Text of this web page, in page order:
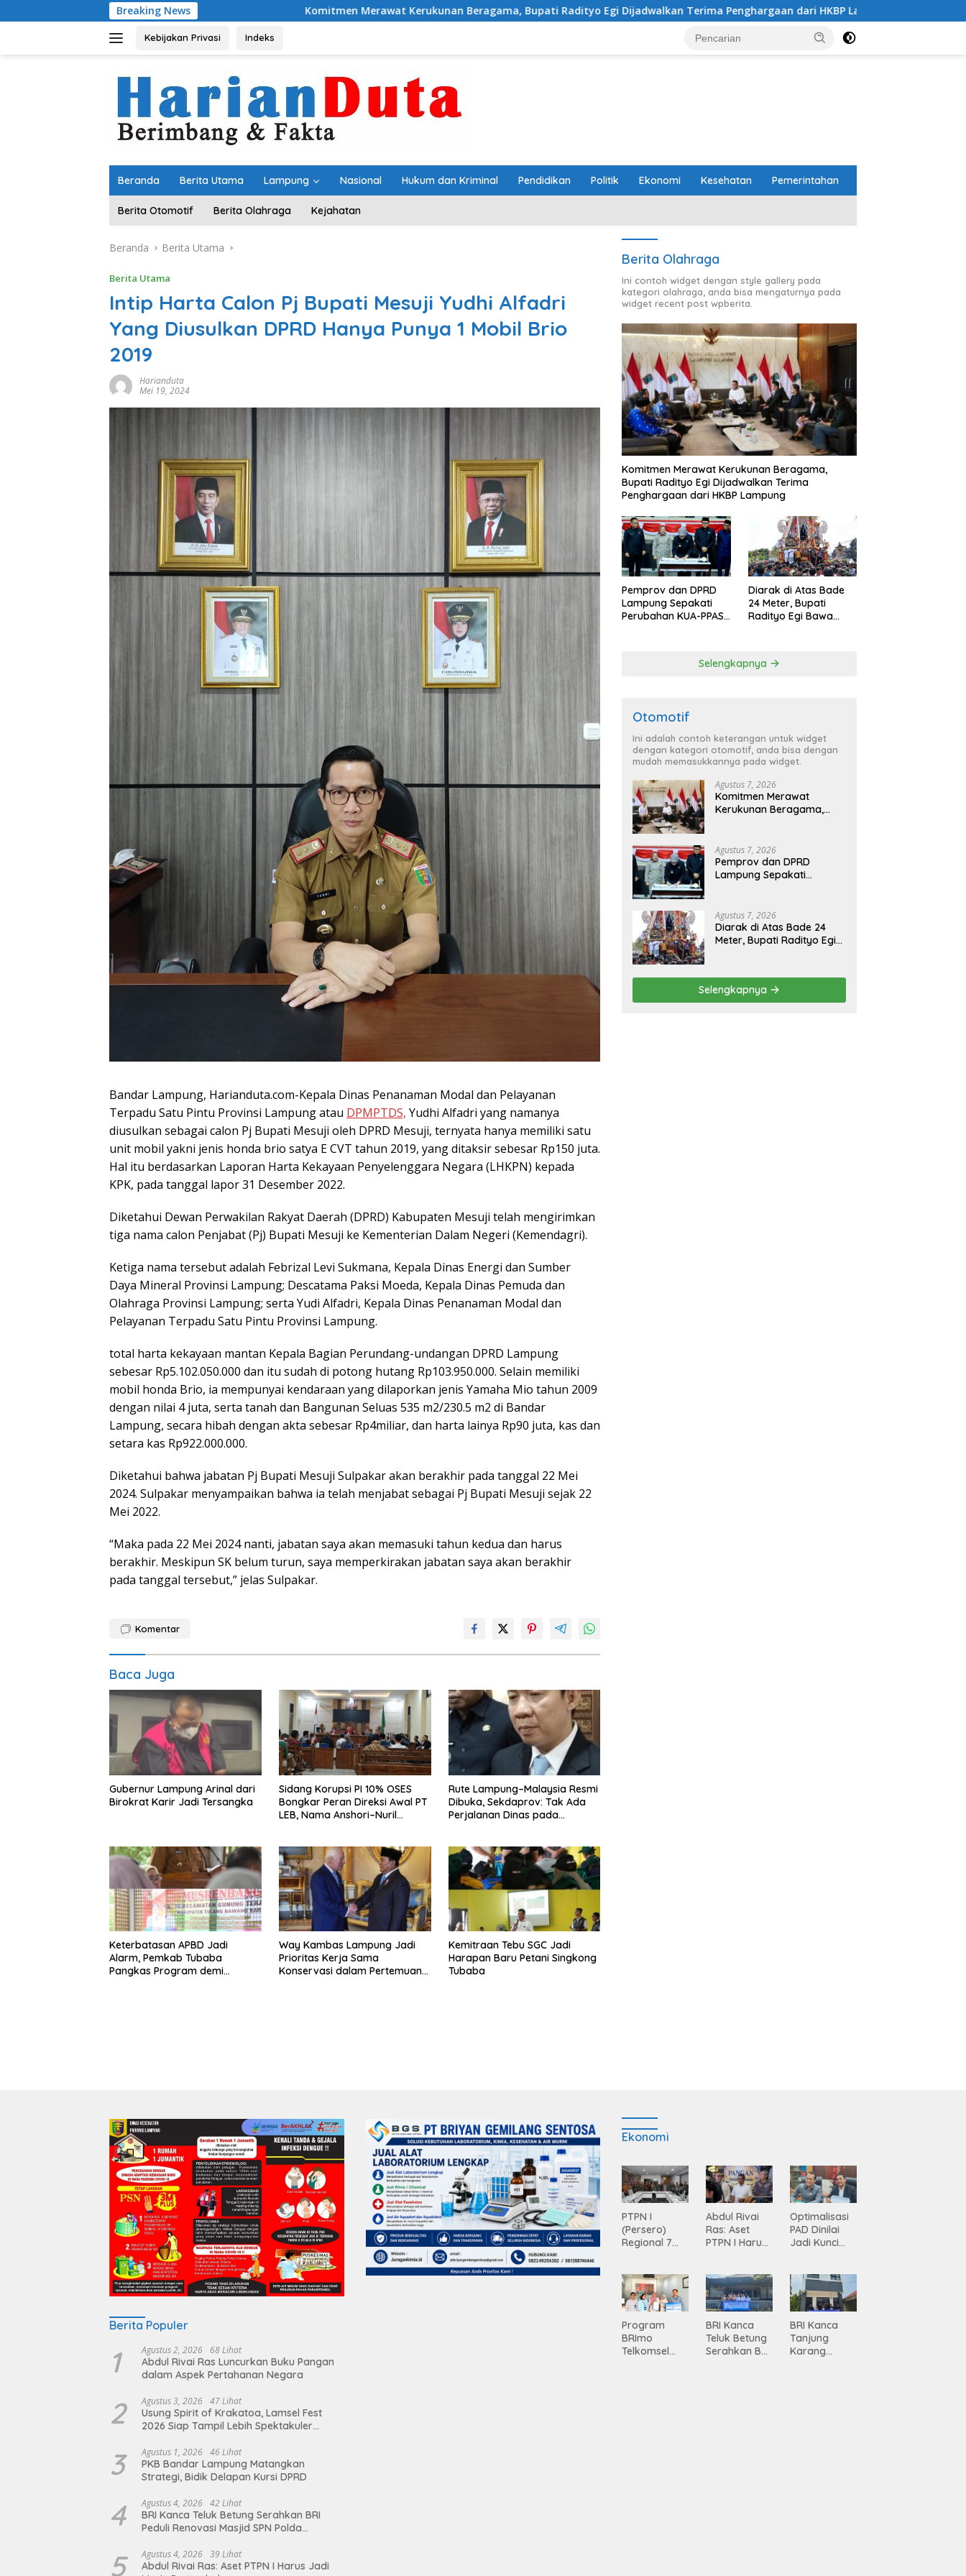
ke
Breaking NewsKomitmen Merawat Kerukunan Beragama, Bupati Radityo Egi Dijadwalkan Terima Penghargaan dari HKBP Lampung Pemprov dan DPRD
Kebijakan Privasi Indeks
Beranda Berita Utama Lampung Nasional Hukum dan Kriminal Pendidikan Politik Ekonomi Kesehatan Pemerintahan
Berita Otomotif Berita Olahraga Kejahatan
Beranda Berita Utama
Berita Utama
Intip Harta Calon Pj Bupati Mesuji Yudhi Alfadri
Yang Diusulkan DPRD Hanya Punya 1 Mobil Brio
2019
Harianduta
Mei 19, 2024
Bandar Lampung, Harianduta.com-Kepala Dinas Penanaman Modal dan Pelayanan
Terpadu Satu Pintu Provinsi Lampung atau DPMPTDS, Yudhi Alfadri yang namanya
diusulkan sebagai calon Pj Bupati Mesuji oleh DPRD Mesuji, ternyata hanya memiliki satu
unit mobil yakni jenis honda brio satya E CVT tahun 2019, yang ditaksir sebesar Rp150 juta.
Hal itu berdasarkan Laporan Harta Kekayaan Penyelenggara Negara (LHKPN) kepada
KPK, pada tanggal lapor 31 Desember 2022.
Diketahui Dewan Perwakilan Rakyat Daerah (DPRD) Kabupaten Mesuji telah mengirimkan
tiga nama calon Penjabat (Pj) Bupati Mesuji ke Kementerian Dalam Negeri (Kemendagri).
Ketiga nama tersebut adalah Febrizal Levi Sukmana, Kepala Dinas Energi dan Sumber
Daya Mineral Provinsi Lampung; Descatama Paksi Moeda, Kepala Dinas Pemuda dan
Olahraga Provinsi Lampung; serta Yudi Alfadri, Kepala Dinas Penanaman Modal dan
Pelayanan Terpadu Satu Pintu Provinsi Lampung.
total harta kekayaan mantan Kepala Bagian Perundang-undangan DPRD Lampung
sebesar Rp5.102.050.000 dan itu sudah di potong hutang Rp103.950.000. Selain memiliki
mobil honda Brio, ia mempunyai kendaraan yang dilaporkan jenis Yamaha Mio tahun 2009
dengan nilai 4 juta, serta tanah dan Bangunan Seluas 535 m2/230.5 m2 di Bandar
Lampung, secara hibah dengan akta sebesar Rp4miliar, dan harta lainya Rp90 juta, kas dan
setara kas Rp922.000.000.
Diketahui bahwa jabatan Pj Bupati Mesuji Sulpakar akan berakhir pada tanggal 22 Mei
2024. Sulpakar menyampaikan bahwa ia telah menjabat sebagai Pj Bupati Mesuji sejak 22
Mei 2022.
“Maka pada 22 Mei 2024 nanti, jabatan saya akan memasuki tahun kedua dan harus
berakhir. Meskipun SK belum turun, saya memperkirakan jabatan saya akan berakhir
pada tanggal tersebut,” jelas Sulpakar.
Komentar
Baca Juga
Gubernur Lampung Arinal dari
Birokrat Karir Jadi Tersangka
Sidang Korupsi PI 10% OSES
Bongkar Peran Direksi Awal PT
LEB, Nama Anshori–Nuril
Rute Lampung–Malaysia Resmi
Dibuka, Sekdaprov: Tak Ada
Perjalanan Dinas pada
Keterbatasan APBD Jadi
Alarm, Pemkab Tubaba
Pangkas Program demi
Way Kambas Lampung Jadi
Prioritas Kerja Sama
Konservasi dalam Pertemuan
Kemitraan Tebu SGC Jadi
Harapan Baru Petani Singkong
Tubaba
Berita Olahraga
Ini contoh widget dengan style gallery pada
kategori olahraga, anda bisa mengaturnya pada
widget recent post wpberita.
Komitmen Merawat Kerukunan Beragama,
Bupati Radityo Egi Dijadwalkan Terima
Penghargaan dari HKBP Lampung
Pemprov dan DPRD
Lampung Sepakati
Perubahan KUA-PPAS
Diarak di Atas Bade
24 Meter, Bupati
Radityo Egi Bawa
pada 2027
Selengkapnya
Otomotif
Ini adalah contoh keterangan untuk widget
dengan kategori otomotif, anda bisa dengan
mudah memasukkannya pada widget.
Agustus 7, 2026
Komitmen Merawat
Kerukunan Beragama,
Penghargaan dari HKBP
Lampung
Agustus 7, 2026
Pemprov dan DPRD
Lampung Sepakati
Agustus 7, 2026
Diarak di Atas Bade 24
Meter, Bupati Radityo Egi
‘Penglipuran’ Kedua pada
2027
Selengkapnya
Berita Populer
1 Agustus 2, 2026 68 Lihat
Abdul Rivai Ras Luncurkan Buku Pangan
dalam Aspek Pertahanan Negara
2 Agustus 3, 2026 47 Lihat
Usung Spirit of Krakatoa, Lamsel Fest
2026 Siap Tampil Lebih Spektakuler
Artis Ibu Kota
3 Agustus 1, 2026 46 Lihat
PKB Bandar Lampung Matangkan
Strategi, Bidik Delapan Kursi DPRD
4 Agustus 4, 2026 42 Lihat
BRI Kanca Teluk Betung Serahkan BRI
Peduli Renovasi Masjid SPN Polda
terhadap Sarana Ibadah
5 Agustus 4, 2026 39 Lihat
Abdul Rivai Ras: Aset PTPN I Harus Jadi
Ekonomi
PTPN I
(Persero)
Regional 7
Pengamanan
Aset dari
Holding
Abdul Rivai
Ras: Aset
PTPN I Harus
Optimalisasi
PAD Dinilai
Jadi Kunci
n
Infrastruktur
Lampung
Program
BRImo
Telkomsel
BRI Kanca
Teluk Betung
Serahkan BRI
BRI Kanca
Tanjung
Karang